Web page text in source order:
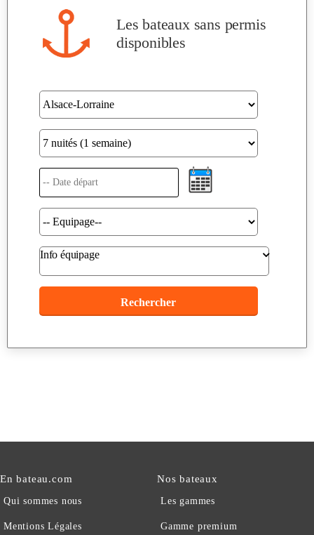
Les bateaux sans permis
disponibles
Info équipage
En bateau.com
Qui sommes nous
Mentions Légales
Nos bateaux
Les gammes
Gamme premium